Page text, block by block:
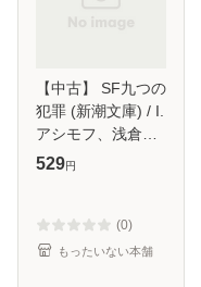
【中古】 SF九つの
犯罪 (新潮文庫) / I.
アシモフ、浅倉久
志 / 新潮社 [文庫]
529円
(0)
もったいない本舗